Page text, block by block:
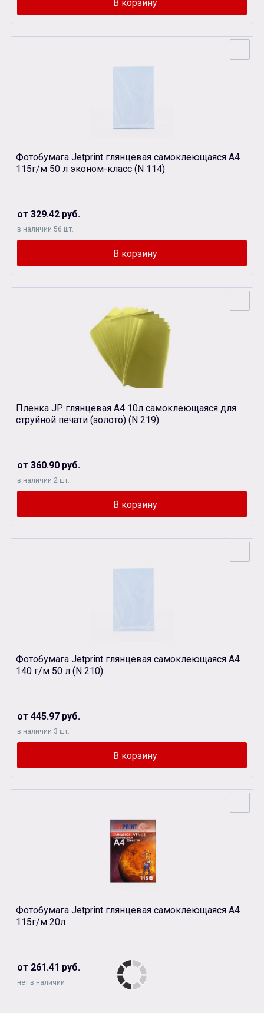
Фотобумага Jetprint глянцевая самоклеющаяся А4
115г/м 50 л эконом-класс (N 114)
от 329.42 руб.
в наличии 56 шт.
Пленка JP глянцевая А4 10л самоклеющаяся для
струйной печати (золото) (N 219)
от 360.90 руб.
в наличии 2 шт.
Фотобумага Jetprint глянцевая самоклеющаяся А4
140 г/м 50 л (N 210)
от 445.97 руб.
в наличии 3 шт.
Фотобумага Jetprint глянцевая самоклеющаяся А4
115г/м 20л
от 261.41 руб.
нет в наличии